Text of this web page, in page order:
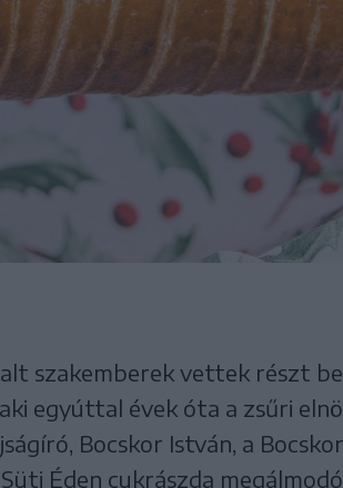
szakemberek vettek részt
egyúttal évek óta a zsűri
Bocskor István, a
Éden cukrászda